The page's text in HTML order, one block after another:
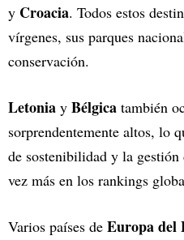
y Croacia. Todos estos
vírgenes, sus parques
conservación.
Letonia y Bélgica también
sorprendentemente altos, lo
de sostenibilidad y la
vez más en los rankings
Varios países de Europa del